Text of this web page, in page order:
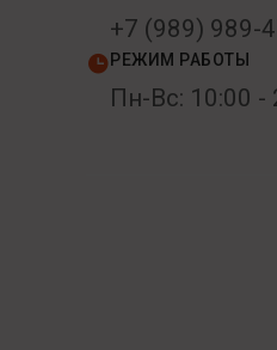
+7 (989) 989-
РЕЖИМ РАБОТЫ
Пн-Вс: 10:00 -